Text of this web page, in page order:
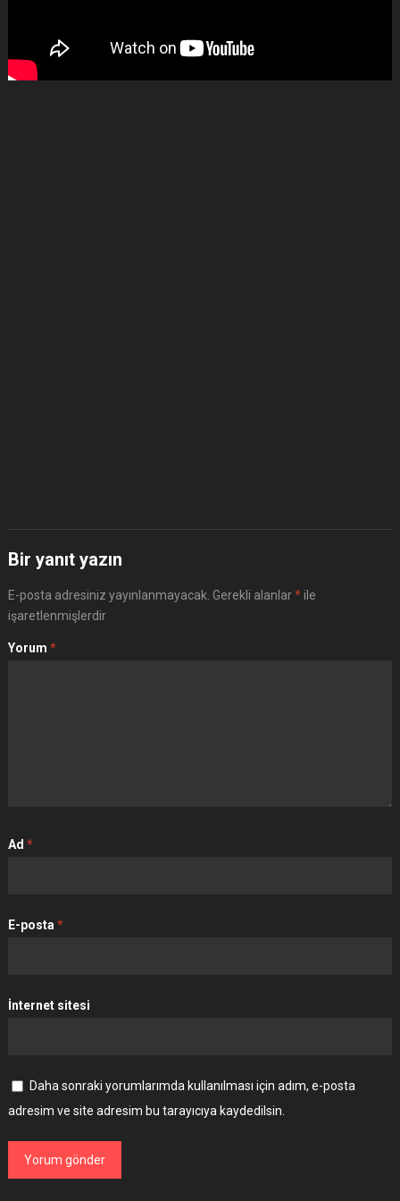
Bir yanıt yazın
E-posta adresiniz yayınlanmayacak. Gerekli alanlar*ile
işaretlenmişlerdir
Yorum *
Ad *
E-posta *
İnternet sitesi
Daha sonraki yorumlarımda kullanılması için adım, e-posta
adresim ve site adresim bu tarayıcıya kaydedilsin.